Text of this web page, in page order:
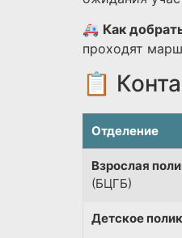
🚑 Как
проходят
📋
Отделение
Взрослая
(БЦГБ)
Детское